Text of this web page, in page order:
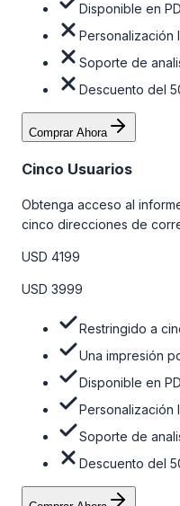
Disponible en
Personalización
Soporte de
Descuento del
Comprar Ahora
Cinco Usuarios
Obtenga acceso al
cinco direcciones de
venta y el soporte post-
obtener más información,
USD 4199
USD 3999
Restringido a
Una impresión
Disponible en
Personalización
Soporte de
Descuento del